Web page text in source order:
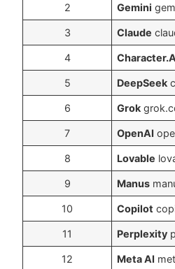
2 Gemini
3 Claude
4
5 DeepSeek
6 Grok
7 OpenAI
8 Lovable
9 Manus
10 Copilot
11 Perplexity
12 Meta AI